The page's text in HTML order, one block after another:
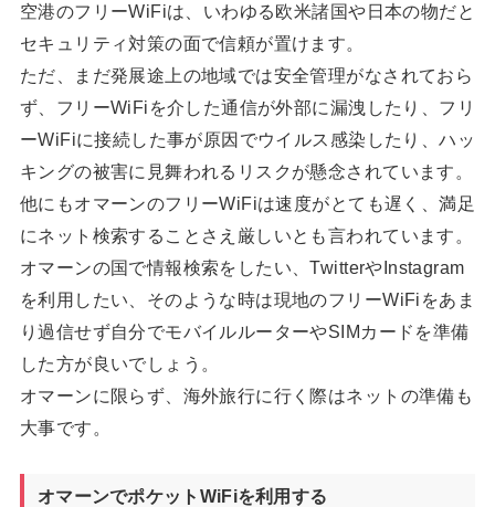
空港のフリーWiFiは、いわゆる欧米諸国や日本の物だと
セキュリティ対策の面で信頼が置けます。
ただ、まだ発展途上の地域では安全管理がなされておら
ず、フリーWiFiを介した通信が外部に漏洩したり、フリ
ーWiFiに接続した事が原因でウイルス感染したり、ハッ
キングの被害に見舞われるリスクが懸念されています。
他にもオマーンのフリーWiFiは速度がとても遅く、満足
にネット検索することさえ厳しいとも言われています。
オマーンの国で情報検索をしたい、TwitterやInstagram
を利用したい、そのような時は現地のフリーWiFiをあま
り過信せず自分でモバイルルーターやSIMカードを準備
した方が良いでしょう。
オマーンに限らず、海外旅行に行く際はネットの準備も
大事です。
オマーンでポケットWiFiを利用する